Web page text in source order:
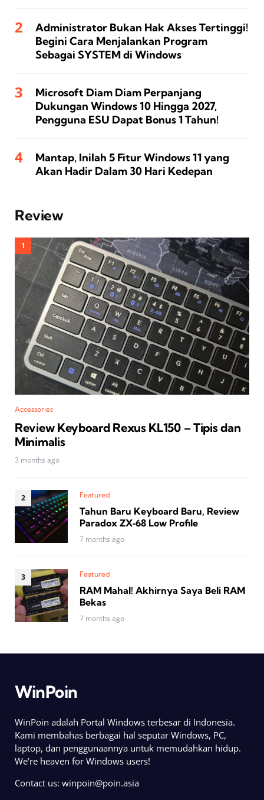
Administrator Bukan Hak Akses Tertinggi!
Begini Cara Menjalankan Program
Sebagai SYSTEM di Windows
Microsoft Diam Diam Perpanjang
Dukungan Windows 10 Hingga 2027,
Pengguna ESU Dapat Bonus 1 Tahun!
Mantap, Inilah 5 Fitur Windows 11 yang
Akan Hadir Dalam 30 Hari Kedepan
Review
Accessories
Review Keyboard Rexus KL150 – Tipis dan
Minimalis
3 months ago
Featured
Tahun Baru Keyboard Baru, Review
Paradox ZX‑68 Low Profile
7 months ago
Featured
RAM Mahal! Akhirnya Saya Beli RAM
Bekas
7 months ago
WinPoin
WinPoin adalah Portal Windows terbesar di Indonesia.
Kami membahas berbagai hal seputar Windows, PC,
laptop, dan penggunaannya untuk memudahkan hidup.
We’re heaven for Windows users!
Contact us: winpoin@poin.asia